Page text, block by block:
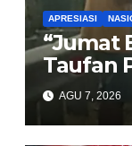
APRESIASI
“Jumat
Taufan
Sopir
00
AGU 7, 2026